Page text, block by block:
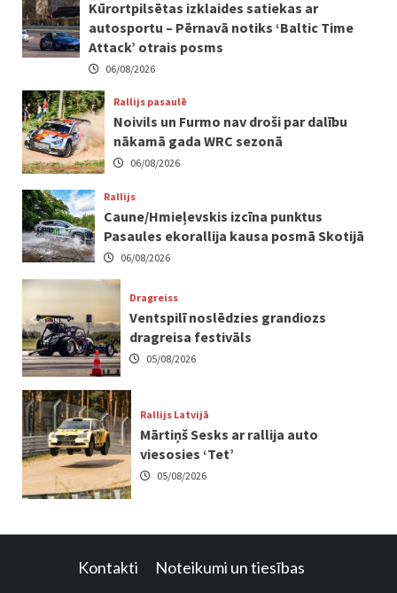
Kūrortpilsētas izklaides satiekas ar
autosportu – Pērnavā notiks ‘Baltic Time
Attack’ otrais posms
06/08/2026
Rallijs pasaulē
Noivils un Furmo nav droši par dalību
nākamā gada WRC sezonā
06/08/2026
Rallijs
Caune/Hmieļevskis izcīna punktus
Pasaules ekorallija kausa posmā Skotijā
06/08/2026
Dragreiss
Ventspilī noslēdzies grandiozs
dragreisa festivāls
05/08/2026
Rallijs Latvijā
Mārtiņš Sesks ar rallija auto
viesosies ‘Tet’
05/08/2026
Kontakti Noteikumi un tiesības